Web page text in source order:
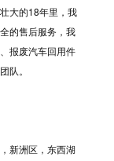
大的18年里，我
的售后服务，我
报废汽车回用件
队。
新洲区，东西湖